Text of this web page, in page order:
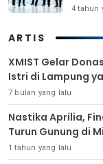
4 tahun
ARTIS
XMIST Gelar
Istri di Lampung
7 bulan yang lalu
Nastika Aprilia,
Turun Gunung di
1 tahun yang lalu